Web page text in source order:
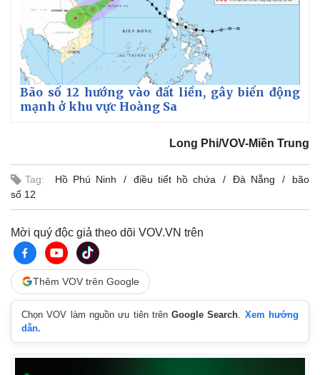
Thế giới
Quan sát
Cuộc sống đó đây
Hồ sơ
Multimedia
Video
Ảnh
E-Magazine
Infographic
Bão số 12 hướng vào đất liền, gây biển động
mạnh ở khu vực Hoàng Sa
Long Phi/VOV-Miền Trung
Tag: Hồ Phú Ninh điều tiết hồ chứa Đà Nẵng
bão
số 12
Mời quý độc giả theo dõi VOV.VN trên
Thêm VOV trên Google
Chọn VOV làm nguồn ưu tiên trênGoogle Search
Xem hướng
dẫn.